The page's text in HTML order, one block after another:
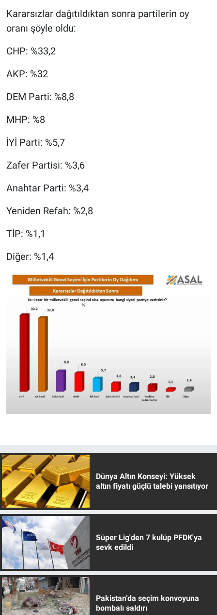
Kararsızlar dağıtıldıktan sonra partilerin oy
oranı şöyle oldu:
CHP: %33,2
AKP: %32
DEM Parti: %8,8
MHP: %8
İYİ Parti: %5,7
Zafer Partisi: %3,6
Anahtar Parti: %3,4
Yeniden Refah: %2,8
TİP: %1,1
Diğer: %1,4
Dünya Altın Konseyi: Yüksek
altın fiyatı güçlü talebi yansıtıyor
Süper Lig'den 7 kulüp PFDK'ya
sevk edildi
Pakistan’da seçim konvoyuna
bombalı saldırı